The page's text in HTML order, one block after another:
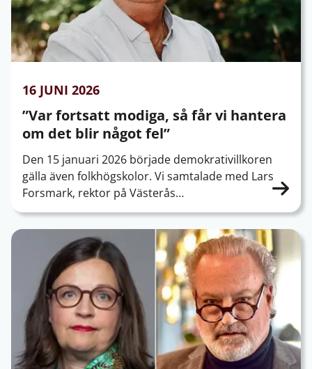
16 JUNI 2026
”Var fortsatt modiga, så får vi hantera
om det blir något fel”
Den 15 januari 2026 började demokrativillkoren
gälla även folkhögskolor. Vi samtalade med Lars
Forsmark, rektor på Västerås…